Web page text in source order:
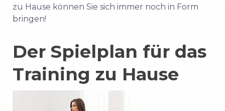
zu Hause können Sie sich immer noch in Form
bringen!
Der Spielplan für das
Training zu Hause